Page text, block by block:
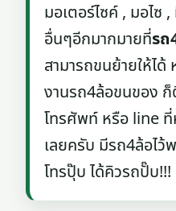
มอเตอร์ไซค์ , มอไซ
อื่นๆอีกมากมายที่รถ
สามารถขนย้ายให้ได้
งานรถ4ล้อขนของ ก็
โทรศัพท์ หรือ line ที่
เลยครับ มีรถ4ล้อไ
โทรปุ๊บ ได้คิวรถปั๊บ!!!